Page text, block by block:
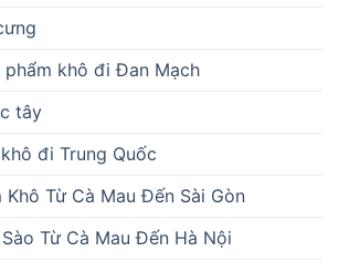
phẩm khô đi Đan Mạch
tây
đi Trung Quốc
Khô Từ Cà Mau Đến Sài Gòn
Từ Cà Mau Đến Hà Nội